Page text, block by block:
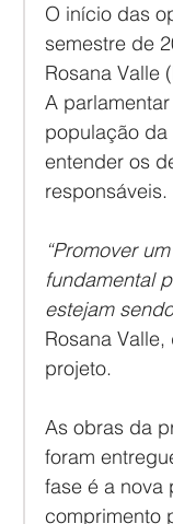
O início das
semestre de
Rosana Valle
A
população da
entender os
responsáveis.
“Promover
fundamental
estejam
Rosana
projeto.
As obras da
foram
fase é a nova
comprimento